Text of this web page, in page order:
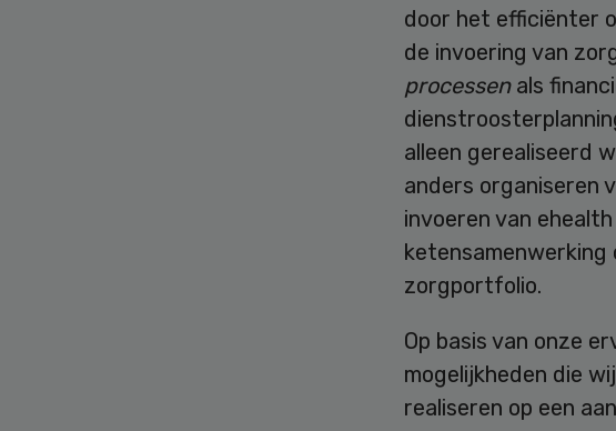
door het efficiënter
de invoering van
processenals
alleen gerealiseerd
anders organiseren
invoeren van
zorgportfolio.
Op basis van onze
mogelijkheden die
realiseren op een